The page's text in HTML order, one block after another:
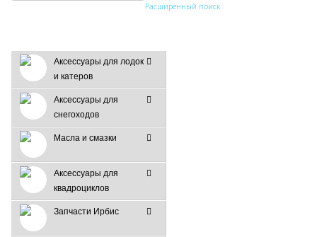
Расширенный поиск
Аксессуары для лодок
и катеров
Аксессуары для
снегоходов
Масла и смазки
Аксессуары для
квадроциклов
Запчасти Ирбис